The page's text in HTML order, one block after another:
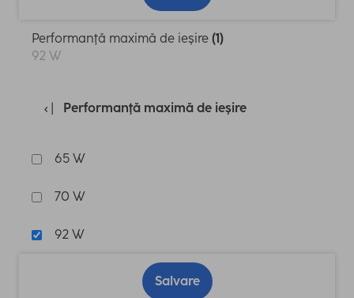
Performanţă maximă de ieşire (1)
92 W
Performanţă maximă de ieşire
65 W
70 W
92 W
Salvare